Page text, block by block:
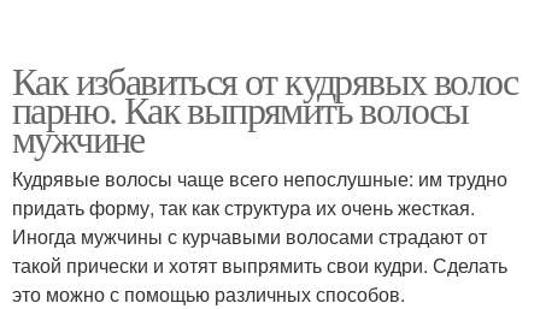
Как избавиться от кудрявых волос
парню. Как выпрямить волосы
мужчине
Кудрявые волосы чаще всего непослушные: им трудно
придать форму, так как структура их очень жесткая.
Иногда мужчины с курчавыми волосами страдают от
такой прически и хотят выпрямить свои кудри. Сделать
это можно с помощью различных способов.